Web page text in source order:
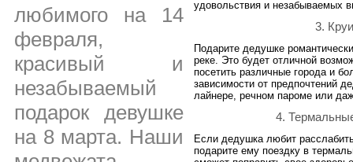
любимого на 14
февраля,
красивый и
незабываемый
подарок девушке
на 8 марта. Наши
удовольствия и незабываемых
3.
Подарите дедушке
реке. Это будет отличной
посетить различные города и
зависимости от предпочтений
лайнере, речном пароме или
4.
Если дедушка любит
подарите ему поездку в